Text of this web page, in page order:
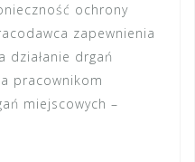
ochrony
zapewnienia
działanie drgań
pracownikom
miejscowych –